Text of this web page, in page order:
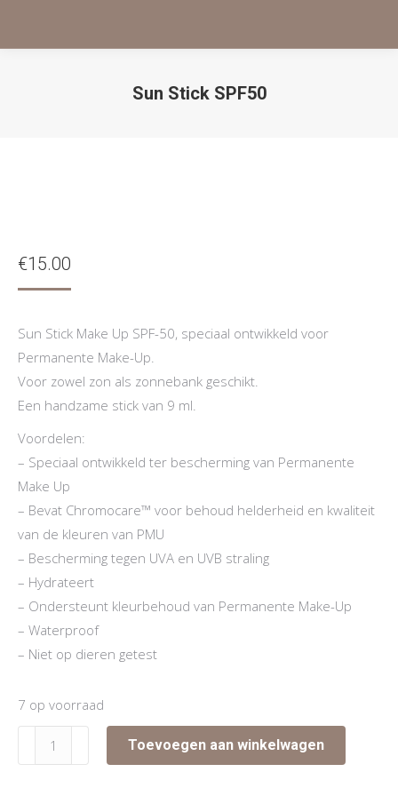
Sun Stick SPF50
€15.00
Sun Stick Make Up SPF-50, speciaal ontwikkeld voor
Permanente Make-Up.
Voor zowel zon als zonnebank geschikt.
Een handzame stick van 9 ml.
Voordelen:
– Speciaal ontwikkeld ter bescherming van Permanente
Make Up
– Bevat Chromocare™ voor behoud helderheid en kwaliteit
van de kleuren van PMU
– Bescherming tegen UVA en UVB straling
– Hydrateert
– Ondersteunt kleurbehoud van Permanente Make-Up
– Waterproof
– Niet op dieren getest
7 op voorraad
Stick
Toevoegen aan winkelwagen